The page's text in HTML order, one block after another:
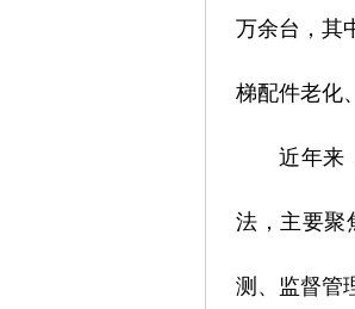
万余台，其
梯配件老化
近年来
法，主要聚
测、监督管